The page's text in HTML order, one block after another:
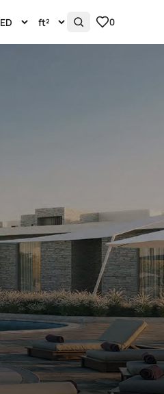
0